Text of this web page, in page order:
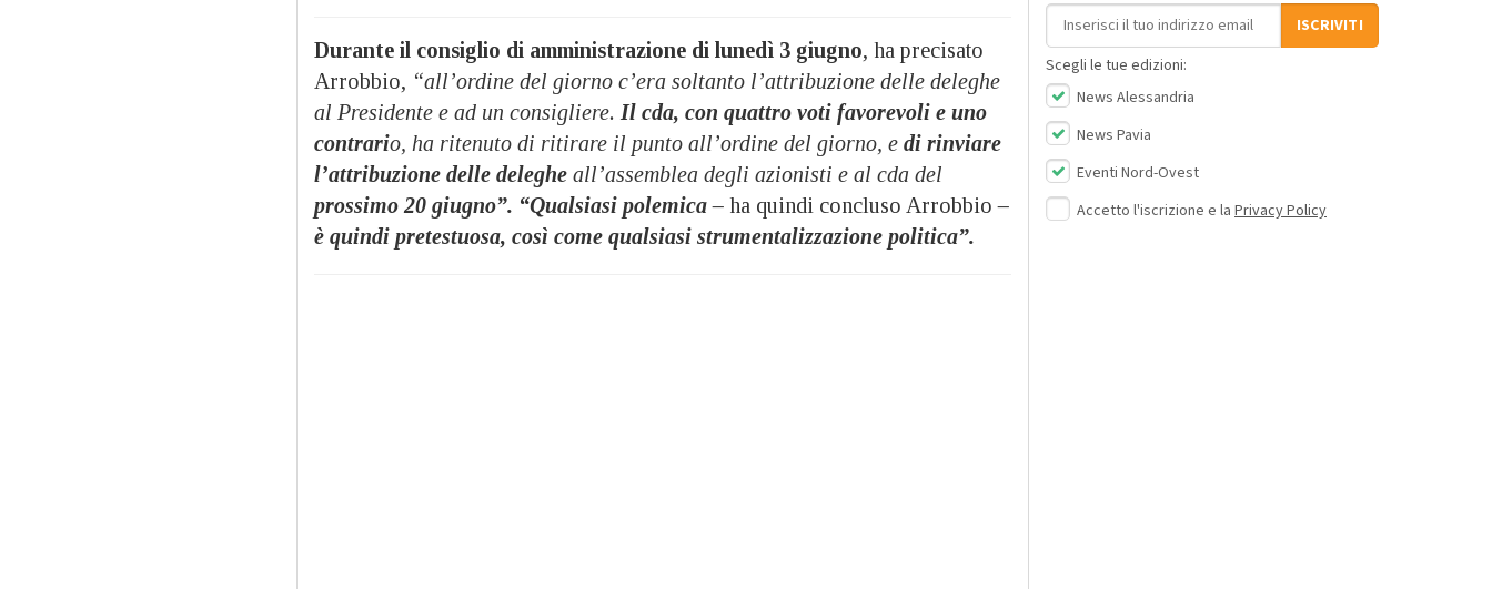
Durante il consiglio di amministrazione di lunedì 3 giugno, ha precisato
Arrobbio, “all’ordine del giorno c’era soltanto l’attribuzione delle deleghe
al Presidente e ad un consigliere. Il cda, con quattro voti favorevoli e uno
contrario, ha ritenuto di ritirare il punto all’ordine del giorno, e di rinviare
l’attribuzione delle deleghe all’assemblea degli azionisti e al cda del
prossimo 20 giugno”. “Qualsiasi polemica – ha quindi concluso Arrobbio –
è quindi pretestuosa, così come qualsiasi strumentalizzazione politica”.
Indirizzo email
ISCRIVITI
Scegli le tue edizioni:
News Alessandria
News Pavia
Eventi Nord-Ovest
Accetto l'iscrizione e la Privacy Policy